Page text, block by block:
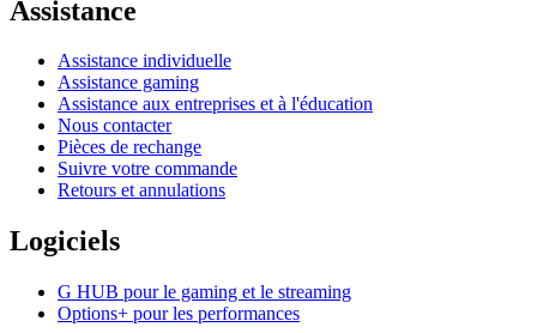
Assistance
Assistance individuelle
Assistance gaming
Assistance aux entreprises et à l'éducation
Nous contacter
Pièces de rechange
Suivre votre commande
Retours et annulations
Logiciels
G HUB pour le gaming et le streaming
Options+ pour les performances